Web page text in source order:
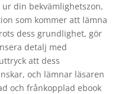
din bekvämlighetszon,
som kommer att lämna
dess grundlighet, gör
detalj med
att dess
och lämnar läsaren
och frånkopplad ebook